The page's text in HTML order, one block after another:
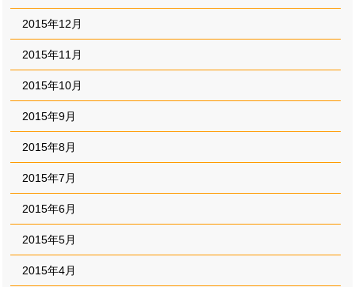
2015年12月
2015年11月
2015年10月
2015年9月
2015年8月
2015年7月
2015年6月
2015年5月
2015年4月